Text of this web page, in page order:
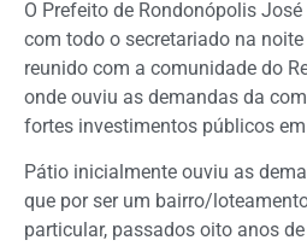
O Prefeito de Rondonópolis
com todo o secretariado na
reunido com a comunidade do
onde ouviu as demandas da
fortes investimentos públicos
Pátio inicialmente ouviu as
que por ser um bairro/
particular, passados oito anos